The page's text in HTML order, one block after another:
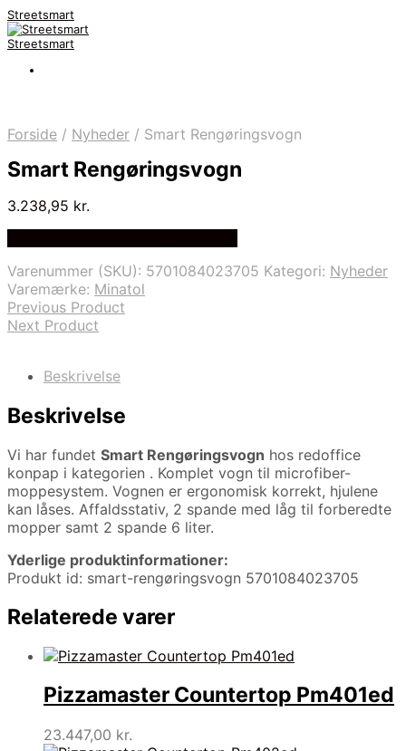
Streetsmart
Streetsmart
Forside / Nyheder / Smart Rengøringsvogn
Smart Rengøringsvogn
3.238,95 kr.
Varenummer (SKU): 5701084023705 Kategori: Nyheder
Varemærke: Minatol
Previous Product
Next Product
Beskrivelse
Beskrivelse
Vi har fundet Smart Rengøringsvogn hos redoffice
konpap i kategorien . Komplet vogn til microfiber-
moppesystem. Vognen er ergonomisk korrekt, hjulene
kan låses. Affaldsstativ, 2 spande med låg til forberedte
mopper samt 2 spande 6 liter.
Yderlige produktinformationer:
Produkt id: smart-rengøringsvogn 5701084023705
Relaterede varer
Pizzamaster Countertop Pm401ed
23.447,00 kr.